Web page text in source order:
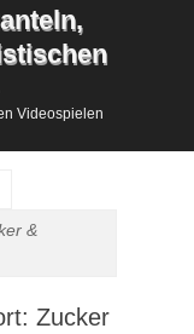
Videospielen
&
Zucker